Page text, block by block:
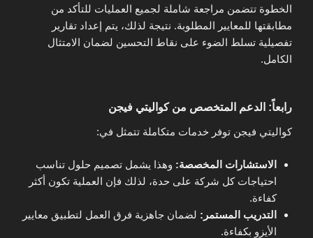
الخطوة تتضمن مراجعة شاملة لجميع العمليات للتأكد من
مطابقتها للمعايير المطلوبة. نتيجة لذلك، يتم إعداد تقارير
تفصيلية تسلط الضوء على نقاط التحسين لضمان الامتثال
الكامل.
رابعاً: الدعم المتخصص من كواليتي فيجن
كواليتي فيجن توفر خدمات متكاملة تتمثل في:
الاستشارات المخصصة: وهذا يشمل تصميم حلول تناسب
احتياجات كل شركة على حدة، لذلك فإن العملية تكون أكثر
كفاءة.
التدريب المستمر: لضمان جاهزية فرق العمل لتطبيق معايير
الأيزو بكفاءة.